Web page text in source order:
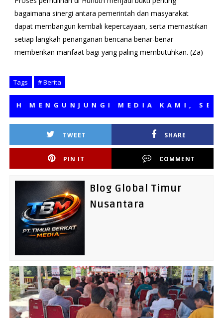
bagaimana sinergi antara pemerintah dan masyarakat
dapat membangun kembali kepercayaan, serta memastikan
setiap langkah penanganan bencana benar-benar
memberikan manfaat bagi yang paling membutuhkan. (Za)
Tags # Berita
MEDIA KAMI, SEMOGA
TWEET SHARE
PIN IT COMMENT
Blog Global Timur
Nusantara